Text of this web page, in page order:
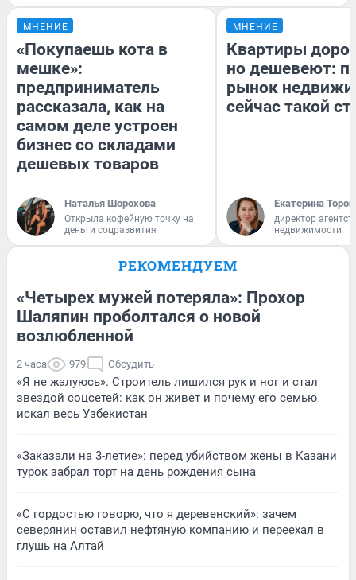
МНЕНИЕ
«Покупаешь кота в
мешке»:
предприниматель
рассказала, как на
самом деле устроен
бизнес со складами
дешевых товаров
Наталья Шорохова
Открыла кофейную точку на
деньги соцразвития
МНЕНИЕ
Квартиры
но дешевеют:
рынок
сейчас такой
Екатерина
директор
недвижимости
РЕКОМЕНДУЕМ
«Четырех мужей потеряла»: Прохор
Шаляпин проболтался о новой
возлюбленной
2 часа 979 Обсудить
«Я не жалуюсь». Строитель лишился рук и ног и стал
звездой соцсетей: как он живет и почему его семью
искал весь Узбекистан
«Заказали на 3-летие»: перед убийством жены в Казани
турок забрал торт на день рождения сына
«С гордостью говорю, что я деревенский»: зачем
северянин оставил нефтяную компанию и переехал в
глушь на Алтай